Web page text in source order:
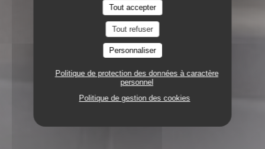
Tout accepter
Tout refuser
Personnaliser
Politique de protection des données à caractère
personnel
Politique de gestion des cookies